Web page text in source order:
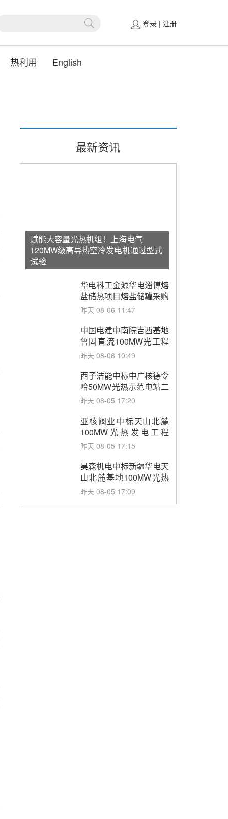
登录 | 注册
热利用 English
最新资讯
赋能大容量光热机组！上海电气
120MW级高导热空冷发电机通过型式
试验
华电科工金源华电淄博熔
盐储热项目熔盐储罐采购
昨天 08-06 11:47
中国电建中南院吉西基地
鲁固直流100MW光工程
性能试验采购
昨天 08-06 10:49
西子洁能中标中广核德令
哈50MW光热示范电站二
列蒸汽发生器设备采购
昨天 08-05 17:20
亚核阀业中标天山北麓
100MW光热发电工程
EPC总承包项目熔盐截
购
昨天 08-05 17:15
昊森机电中标新疆华电天
山北麓基地100MW光热
发电工程EPC总承包项
昨天 08-05 17:09